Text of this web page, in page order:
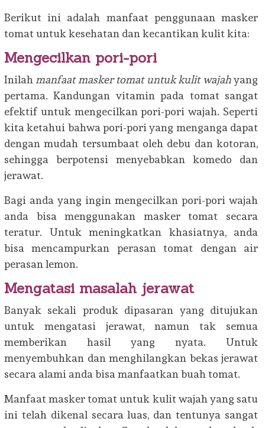
Berikut ini adalah manfaat penggunaan masker
tomat untuk kesehatan dan kecantikan kulit kita:
Mengecilkan pori-pori
Inilahmanfaat masker tomat untuk kulit wajahyang
pertama. Kandungan vitamin pada tomat sangat
efektif untuk mengecilkan pori-pori wajah. Seperti
kita ketahui bahwa pori-pori yang menganga dapat
dengan mudah tersumbaat oleh debu dan kotoran,
sehingga berpotensi menyebabkan komedo dan
jerawat.
Bagi anda yang ingin mengecilkan pori-pori wajah
anda bisa menggunakan masker tomat secara
teratur. Untuk meningkatkan khasiatnya, anda
bisa mencampurkan perasan tomat dengan air
perasan lemon.
Mengatasi masalah jerawat
Banyak sekali produk dipasaran yang ditujukan
untuk mengatasi jerawat, namun tak semua
memberikan hasil yang nyata. Untuk
menyembuhkan dan menghilangkan bekas jerawat
secara alami anda bisa manfaatkan buah tomat.
Manfaat masker tomat untuk kulit wajah yang satu
ini telah dikenal secara luas, dan tentunya sangat